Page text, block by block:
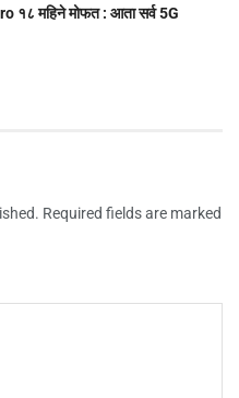
१८ महिने मोफत : आता सर्व 5G
Required fields are marked